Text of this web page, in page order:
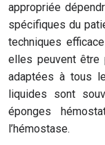
appropriée
spécifiques du
techniques
elles peuvent être
adaptées à tous
liquides sont
éponges
l’hémostase.